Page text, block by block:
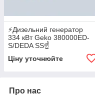
⚡️Дизельний генератор
334 кВт Geko 380000ED-
S/DEDA SS☝
Ціну уточнюйте
Про нас